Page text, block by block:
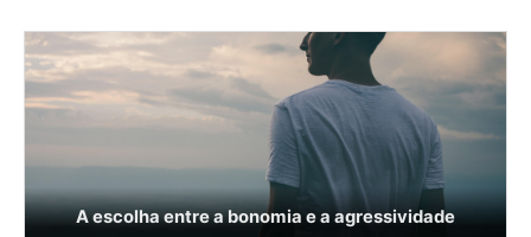
A escolha entre a bonomia e a agressividade